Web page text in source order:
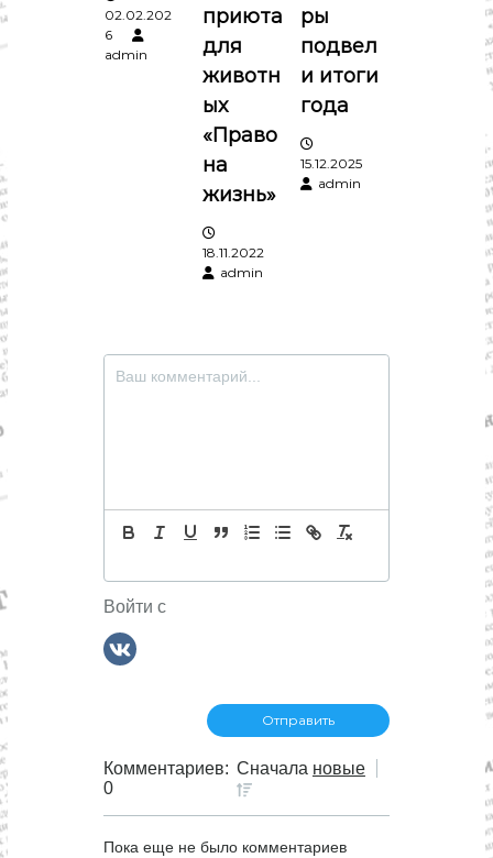
т
з
02.02.202
6
admin
приюта
для
животн
ых
«Право
на
жизнь»
18.11.2022
admin
ры
подвел
и итоги
года
15.12.2025
admin
Войти с
Комментариев:
0
Сначала новые
Пока еще не было комментариев